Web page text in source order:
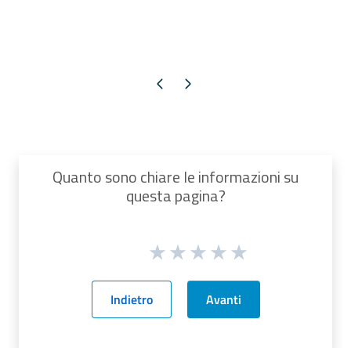
Pagina precedente
Pagina successiva
Quanto sono chiare le informazioni su
questa pagina?
Indietro Avanti